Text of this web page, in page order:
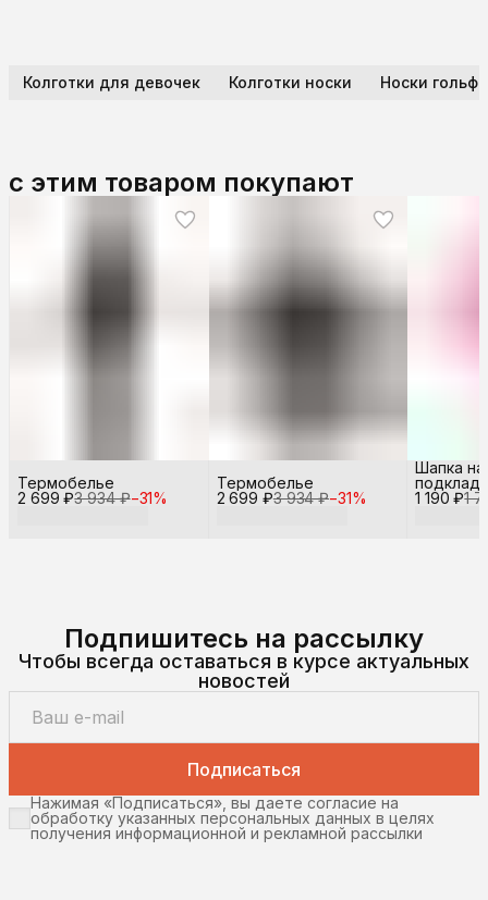
Колготки для девочек Колготки носки Носки
с этим товаром покупают
2 699 ₽3 934 ₽−31%
Термобелье
2 699 ₽3 934 ₽−31%
Термобелье
1 190 ₽1
Шапка
Подпишитесь на рассылку
Чтобы всегда оставаться в курсе актуальных
новостей
Подписаться
Нажимая «Подписаться», вы даете согласие на
обработку указанных персональных данных в целях
получения информационной и рекламной рассылки